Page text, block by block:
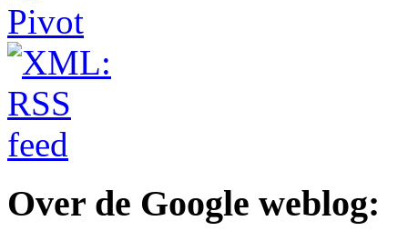
Over de Google weblog: